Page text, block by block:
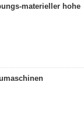
materieller hohe